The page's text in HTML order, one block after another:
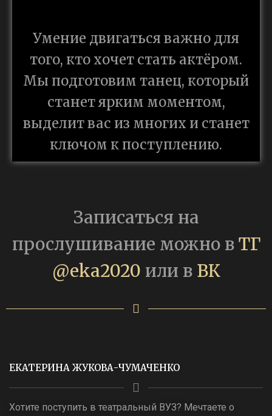
Умение двигаться важно для
того, кто хочет стать актёром.
Мы подготовим танец, который
станет ярким моментом,
выделит вас из многих и станет
ключом к поступлению.
Записаться на
прослушивание можно вТГ
@eka2020 или в ВК
ЕКАТЕРИНА ЖУКОВА-ЧУМАЧЕНКО
Хотите поступить в театральный ВУЗ? Мечтаете о